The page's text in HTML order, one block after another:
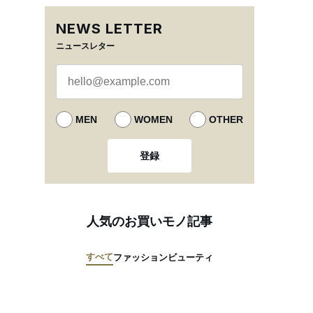
NEWS LETTER
ニュースレター
MEN WOMEN OTHER
登録
人気のお買いモノ記事
すべてファッションビューティ